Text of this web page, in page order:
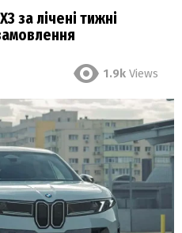
за лічені тижні
1.9k Views